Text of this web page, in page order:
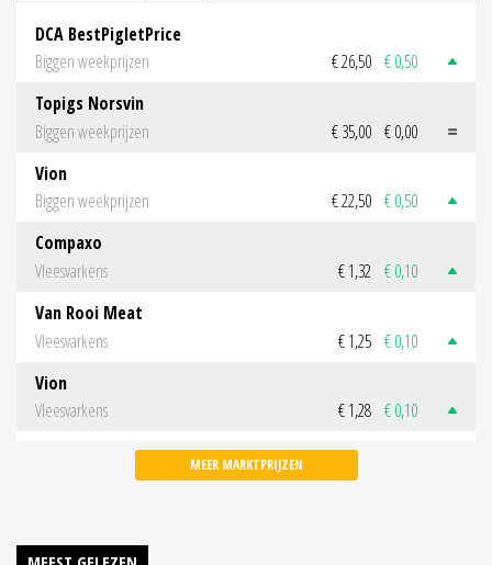
DCA BestPigletPrice
Biggen weekprijzen
€ 26,50 € 0,50
Topigs Norsvin
Biggen weekprijzen
€ 35,00 € 0,00
Vion
Biggen weekprijzen
€ 22,50 € 0,50
Compaxo
Vleesvarkens
€ 1,32 € 0,10
Van Rooi Meat
Vleesvarkens
€ 1,25 € 0,10
Vion
Vleesvarkens
€ 1,28 € 0,10
MEER MARKTPRIJZEN